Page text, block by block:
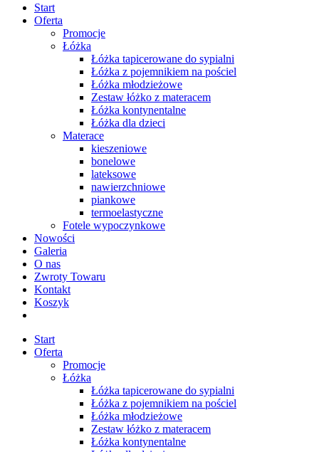
Start
Oferta
Promocje
Łóżka
Łóżka tapicerowane do sypialni
Łóżka z pojemnikiem na pościel
Łóżka młodzieżowe
Zestaw łóżko z materacem
Łóżka kontynentalne
Łóżka dla dzieci
Materace
kieszeniowe
bonelowe
lateksowe
nawierzchniowe
piankowe
termoelastyczne
Fotele wypoczynkowe
Nowości
Galeria
O nas
Zwroty Towaru
Kontakt
Koszyk
Start
Oferta
Promocje
Łóżka
Łóżka tapicerowane do sypialni
Łóżka z pojemnikiem na pościel
Łóżka młodzieżowe
Zestaw łóżko z materacem
Łóżka kontynentalne